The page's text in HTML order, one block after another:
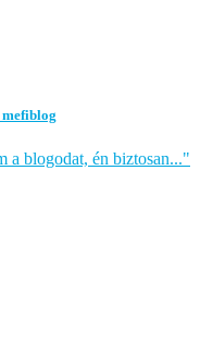
mefiblog
a blogodat, én biztosan..."